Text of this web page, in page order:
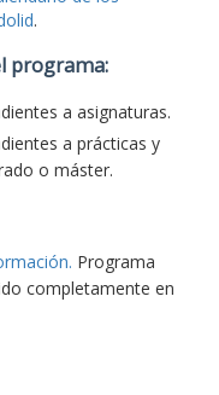
.
programa:
a asignaturas.
a prácticas y
o máster.
Programa
completamente en